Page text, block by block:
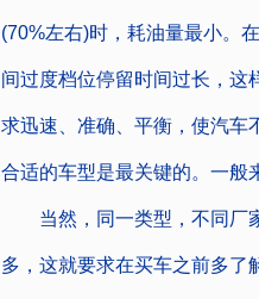
(70%左右)时，耗油量最小。
间过度档位停留时间过长，这
求迅速、准确、平衡，使汽
合适的车型是最关键的。一般
当然，同一类型，不同厂家
多，这就要求在买车之前多了